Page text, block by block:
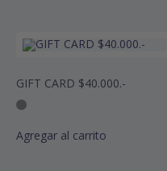
GIFT CARD $40.000.-
Agregar al carrito